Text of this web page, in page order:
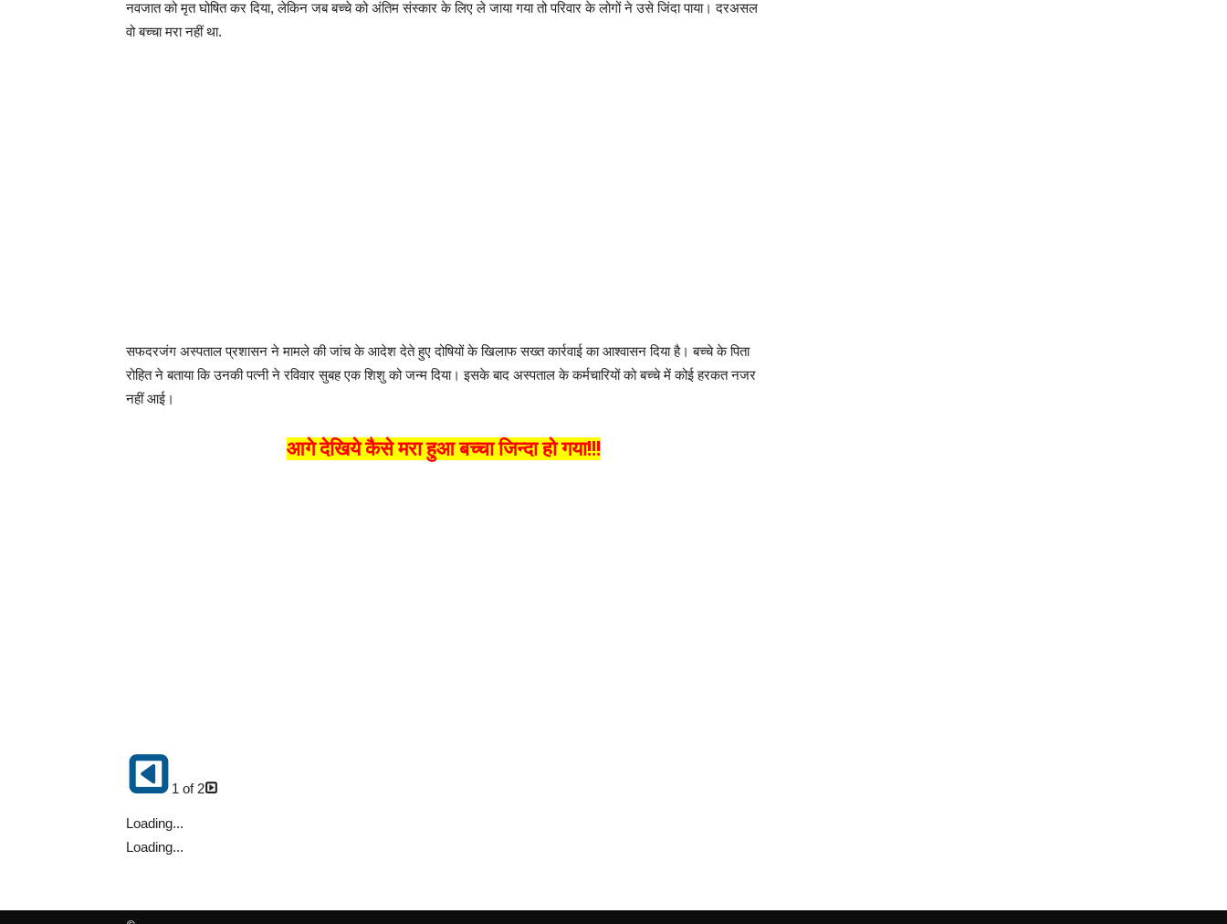
नवजात को मृत घोषित कर दिया, लेकिन जब बच्चे को अंतिम संस्कार के लिए ले जाया गया तो परिवार के लोगों ने उसे जिंदा पाया। दरअसल
वो बच्चा मरा नहीं था.
सफदरजंग अस्पताल प्रशासन ने मामले की जांच के आदेश देते हुए दोषियों के खिलाफ सख्त कार्रवाई का आश्वासन दिया है। बच्चे के पिता
रोहित ने बताया कि उनकी पत्नी ने रविवार सुबह एक शिशु को जन्म दिया। इसके बाद अस्पताल के कर्मचारियों को बच्चे में कोई हरकत नजर
नहीं आई।
आगे देखिये कैसे मरा हुआ बच्चा जिन्दा हो गया!!!
1 of 2
Loading...
Loading...